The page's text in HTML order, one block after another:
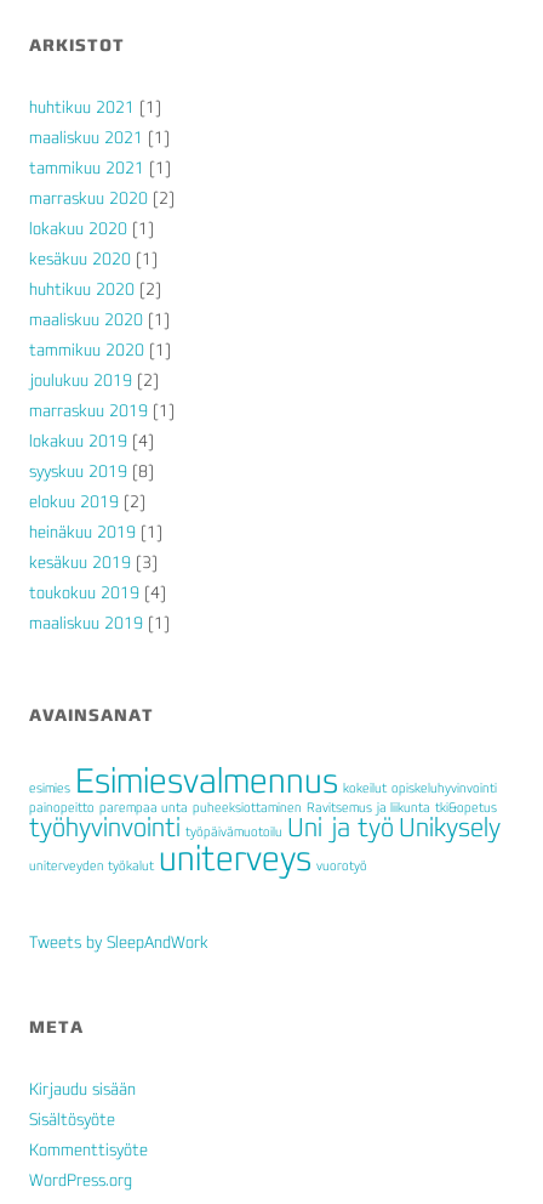
ARKISTOT
huhtikuu 2021 (1)
maaliskuu 2021 (1)
tammikuu 2021 (1)
marraskuu 2020 (2)
lokakuu 2020 (1)
kesäkuu 2020 (1)
huhtikuu 2020 (2)
maaliskuu 2020 (1)
tammikuu 2020 (1)
joulukuu 2019 (2)
marraskuu 2019 (1)
lokakuu 2019 (4)
syyskuu 2019 (8)
elokuu 2019 (2)
heinäkuu 2019 (1)
kesäkuu 2019 (3)
toukokuu 2019 (4)
maaliskuu 2019 (1)
AVAINSANAT
esimies Esimiesvalmennus kokeilut opiskeluhyvinvointi
painopeitto parempaa unta puheeksiottaminen Ravitsemus ja liikunta tki&opetus
työhyvinvointi työpäivämuotoilu Uni ja työ Unikysely
uniterveyden työkalut uniterveys vuorotyö
Tweets by SleepAndWork
META
Kirjaudu sisään
Sisältösyöte
Kommenttisyöte
WordPress.org